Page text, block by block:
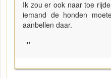
Ik zou er ook naar toe
iemand de honden
aanbellen daar.
"